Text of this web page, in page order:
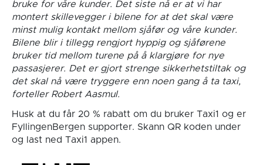
bruke for våre kunder. Det siste nå er at vi har
montert skillevegger i bilene for at det skal være
minst mulig kontakt mellom sjåfør og våre kunder.
Bilene blir i tillegg rengjort hyppig og sjåførene
bruker tid mellom turene på å klargjøre for nye
passasjerer. Det er gjort strenge sikkerhetstiltak og
det skal nå være tryggere enn noen gang å ta taxi,
forteller Robert Aasmul.
Husk at du får 20 % rabatt om du bruker Taxi1 og er
FyllingenBergen supporter. Skann QR koden under
og last ned Taxi1 appen.